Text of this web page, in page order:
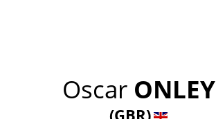
Oscar ONLEY
(GBR)